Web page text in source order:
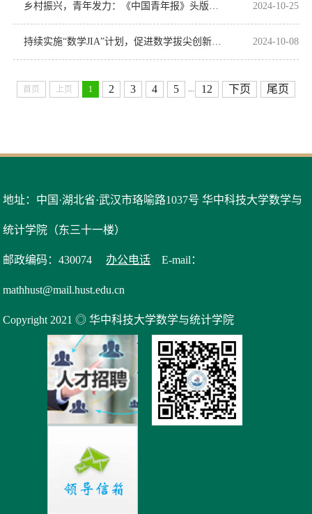
乡村振兴，青年发力：《中国青年报》头版头条报道我院“数愿”团队 2024-10-25
持续实施“数学JIA”计划，促进数学拔尖创新人才培养 2024-10-08
首页 上页 1 2 3 4 5 ... 12 下页 尾页
地址：中国·湖北省·武汉市珞喻路1037号 华中科技大学数学与
统计学院（东三十一楼）
邮政编码：430074 办公电话 E-mail：
mathhust@mail.hust.edu.cn
Copyright 2021 ◎ 华中科技大学数学与统计学院